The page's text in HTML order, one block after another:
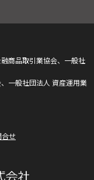
商品取引業協会、一般社
一般社団法人 資産運用業
合せ